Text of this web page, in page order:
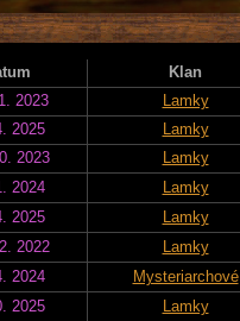
Klan
2023
Lamky
2025
Lamky
2023
Lamky
2024
Lamky
2025
Lamky
2022
Lamky
2024
Mysteriarchové
2025
Lamky